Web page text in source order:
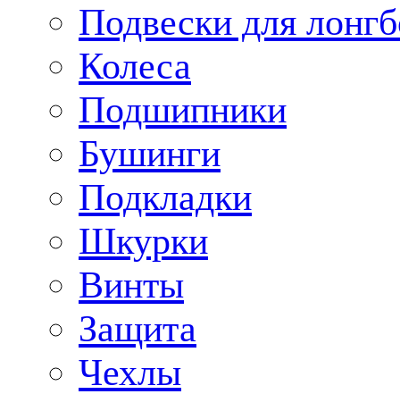
Подвески для
Колеса
Подшипники
Бушинги
Подкладки
Шкурки
Винты
Защита
Чехлы